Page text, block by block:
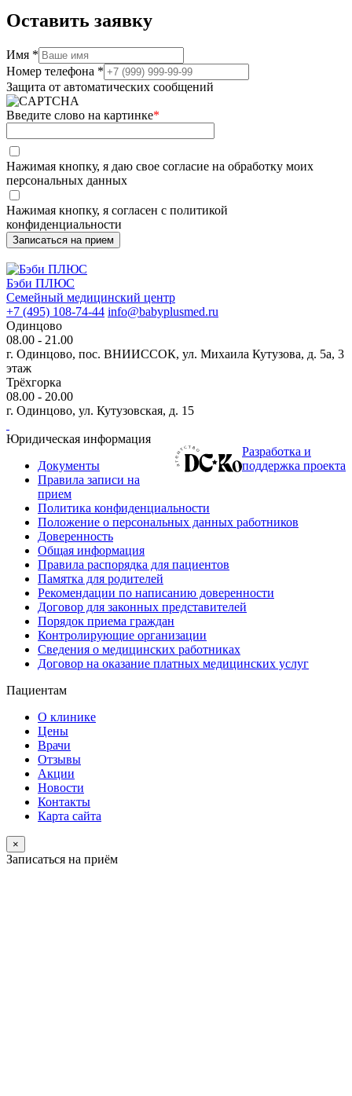
Оставить заявку
Имя *
Номер телефона *
Защита от автоматических сообщений
Введите слово на картинке*
Нажимая кнопку, я даю свое согласие на обработку моих
персональных данных
Нажимая кнопку, я согласен с политикой
конфиденциальности
Бэби ПЛЮС
Семейный медицинский центр
+7 (495) 108-74-44 info@babyplusmed.ru
Одинцово
08.00 - 21.00
г. Одинцово, пос. ВНИИССОК, ул. Михаила Кутузова, д. 5а, 3
этаж
Трёхгорка
08.00 - 20.00
г. Одинцово, ул. Кутузовская, д. 15
Разработка и
поддержка проекта
Юридическая информация
Документы
Правила записи на
прием
Политика конфиденциальности
Положение о персональных данных работников
Доверенность
Общая информация
Правила распорядка для пациентов
Памятка для родителей
Рекомендации по написанию доверенности
Договор для законных представителей
Порядок приема граждан
Контролирующие организации
Сведения о медицинских работниках
Договор на оказание платных медицинских услуг
Пациентам
О клинике
Цены
Врачи
Отзывы
Акции
Новости
Контакты
Карта сайта
×
Записаться на приём